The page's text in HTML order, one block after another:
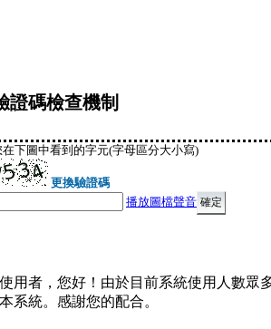
證碼檢查機制
下圖中看到的字元(字母區分大小寫)
更換驗證碼
播放圖檔聲音
用者，您好！由於目前系統使用人數眾
系統。感謝您的配合。